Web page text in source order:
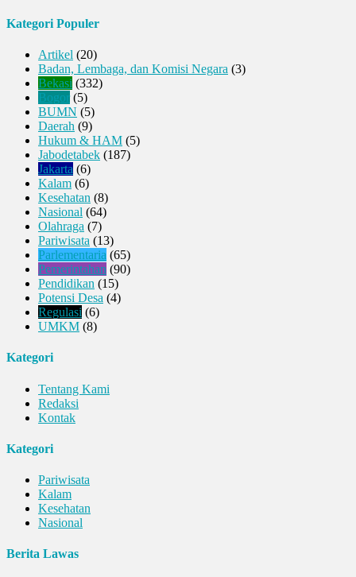
Kategori Populer
Artikel (20)
Badan, Lembaga, dan Komisi Negara (3)
Bekasi (332)
Bogor(5)
BUMN (5)
Daerah (9)
Hukum & HAM (5)
Jabodetabek (187)
Jakarta (6)
Kalam (6)
Kesehatan (8)
Nasional (64)
Olahraga (7)
Pariwisata (13)
Parlementaria (65)
Pemerintahan (90)
Pendidikan (15)
Potensi Desa (4)
Regulasi (6)
UMKM (8)
Kategori
Tentang Kami
Redaksi
Kontak
Kategori
Pariwisata
Kalam
Kesehatan
Nasional
Berita Lawas